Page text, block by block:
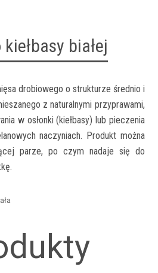
białej
drobiowego o strukturze średnio i
z naturalnymi przyprawami,
w osłonki (kiełbasy) lub pieczenia
naczyniach. Produkt można
parze, po czym nadaje się do